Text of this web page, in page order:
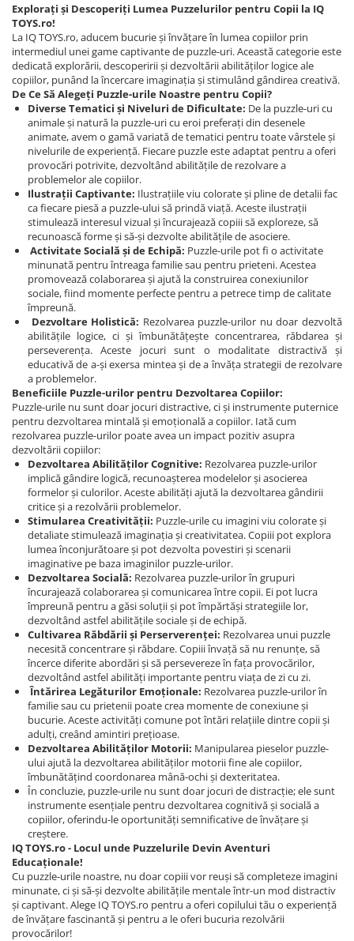
Explorați și Descoperiți Lumea Puzzelurilor pentru Copii la IQ
TOYS.ro!
La IQ TOYS.ro, aducem bucurie și învățare în lumea copiilor prin
intermediul unei game captivante de puzzle-uri. Această categorie este
dedicată explorării, descoperirii și dezvoltării abilităților logice ale
copiilor, punând la încercare imaginația și stimulând gândirea creativă.
De Ce Să Alegeți Puzzle-urile Noastre pentru Copii?
Diverse Tematici și Niveluri de Dificultate: De la puzzle-uri cu
animale și natură la puzzle-uri cu eroi preferați din desenele
animate, avem o gamă variată de tematici pentru toate vârstele și
nivelurile de experiență. Fiecare puzzle este adaptat pentru a oferi
provocări potrivite, dezvoltând abilitățile de rezolvare a
problemelor ale copiilor.
Ilustrații Captivante: Ilustrațiile viu colorate și pline de detalii fac
ca fiecare piesă a puzzle-ului să prindă viață. Aceste ilustrații
stimulează interesul vizual și încurajează copiii să exploreze, să
recunoască forme și să-și dezvolte abilitățile de asociere.
Activitate Socială și de Echipă: Puzzle-urile pot fi o activitate
minunată pentru întreaga familie sau pentru prieteni. Acestea
promovează colaborarea și ajută la construirea conexiunilor
sociale, fiind momente perfecte pentru a petrece timp de calitate
împreună.
Dezvoltare Holistică: Rezolvarea puzzle-urilor nu doar dezvoltă
abilitățile logice, ci și îmbunătățește concentrarea, răbdarea și
perseverența. Aceste jocuri sunt o modalitate distractivă și
educativă de a-și exersa mintea și de a învăța strategii de rezolvare
a problemelor.
Beneficiile Puzzle-urilor pentru Dezvoltarea Copiilor:
Puzzle-urile nu sunt doar jocuri distractive, ci și instrumente puternice
pentru dezvoltarea mintală și emoțională a copiilor. Iată cum
rezolvarea puzzle-urilor poate avea un impact pozitiv asupra
dezvoltării copiilor:
Dezvoltarea Abilităților Cognitive: Rezolvarea puzzle-urilor
implică gândire logică, recunoașterea modelelor și asocierea
formelor și culorilor. Aceste abilități ajută la dezvoltarea gândirii
critice și a rezolvării problemelor.
Stimularea Creativității: Puzzle-urile cu imagini viu colorate și
detaliate stimulează imaginația și creativitatea. Copiii pot explora
lumea înconjurătoare și pot dezvolta povestiri și scenarii
imaginative pe baza imaginilor puzzle-urilor.
Dezvoltarea Socială: Rezolvarea puzzle-urilor în grupuri
încurajează colaborarea și comunicarea între copii. Ei pot lucra
împreună pentru a găsi soluții și pot împărtăși strategiile lor,
dezvoltând astfel abilitățile sociale și de echipă.
Cultivarea Răbdării și Perserverenței: Rezolvarea unui puzzle
necesită concentrare și răbdare. Copiii învață să nu renunțe, să
încerce diferite abordări și să persevereze în fața provocărilor,
dezvoltând astfel abilități importante pentru viața de zi cu zi.
Întărirea Legăturilor Emoționale: Rezolvarea puzzle-urilor în
familie sau cu prietenii poate crea momente de conexiune și
bucurie. Aceste activități comune pot întări relațiile dintre copii și
adulți, creând amintiri prețioase.
Dezvoltarea Abilităților Motorii: Manipularea pieselor puzzle-
ului ajută la dezvoltarea abilităților motorii fine ale copiilor,
îmbunătățind coordonarea mână-ochi și dexteritatea.
În concluzie, puzzle-urile nu sunt doar jocuri de distracție; ele sunt
instrumente esențiale pentru dezvoltarea cognitivă și socială a
copiilor, oferindu-le oportunități semnificative de învățare și
creștere.
IQ TOYS.ro - Locul unde Puzzelurile Devin Aventuri
Educaționale!
Cu puzzle-urile noastre, nu doar copiii vor reuși să completeze imagini
minunate, ci și să-și dezvolte abilitățile mentale într-un mod distractiv
și captivant. Alege IQ TOYS.ro pentru a oferi copilului tău o experiență
de învățare fascinantă și pentru a le oferi bucuria rezolvării
provocărilor!